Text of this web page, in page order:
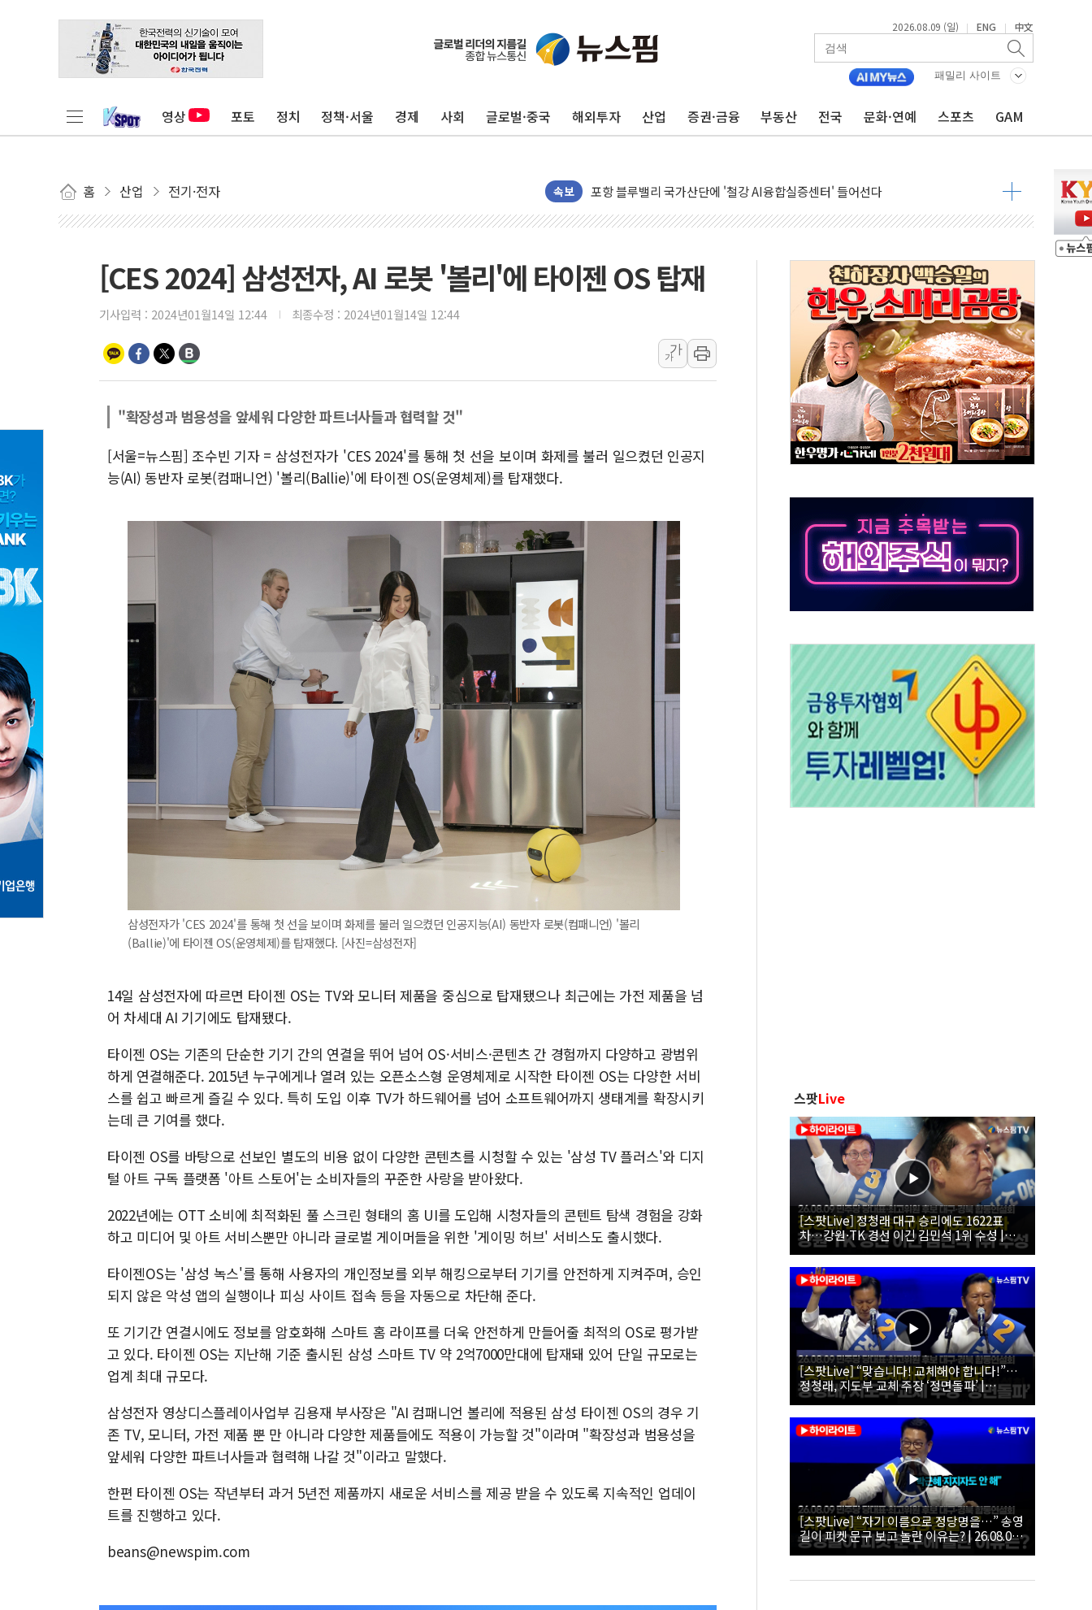
2026.08.09 (일) | ENG | 中文
패밀리 사이트
영상 포토 정치 정책·서울 경제 사회 글로벌·중국 해외투자 산업 증권·금융 부동산 전국 문화·연예 스포츠 GAM
홈 산업 전기·전자 속보
125mm 폭우 쏟아진 울진...'두천~하당'·'올미골교' 차량 통행 선제 제한
평택 진위면 공장서 질식사고 발생…작업자 1명 숨져
상주 낙동강 선착장 하류서 50대 숨진 채 발견...경찰, 조사 중
[종합] 김민석, 정청래에 누적 1.48%p 차 선두 유지...金 46.01% vs 鄭 44.53%
인천서 말다툼 중 어머니 살해 10대 구속…범행 후 반려견도 죽여
김민석, 강원·대구·경북 경선서 정청래에 승리…金 48.54% vs 鄭 44.40%
[속보] 민주, 강원·대구·경북 경선 결과...김민석 48.54% 정청래 44.40%
[속보] 민주, 경북 경선 결과 발표...김민석 47.37% 정청래 45.71% 송영길 6.92%
[속보] 민주, 대구 경선 결과 발표...정청래 47.82% 김민석 46.35% 송영길 5.83%
[속보] 민주, 강원 경선 결과 발표...김민석 50.30% 정청래 41.94% 송영길 7.76%
정재헌 CEO, SKT 장기고객 400명 맞이…"마음 잇는 시간 되길"
최태원, 노소영에 9440억 지급 확정되나…재상고 앞두고 막판 셈법
하나금융, 명동 소상공인에 '행복상자' 전달
홈플러스發 대형마트 판매, 역대 최대폭 감소한 9.4%↓…유통업계 양극화 심화
윤준병·이해민 의원, '정부 특사'로 콜롬비아 대통령 취임식 참석
'호우·산사태 주의보' 울진 시간당 30mm 강한 비...호우 피해 없어
[CES 2024] 삼성전자, AI 로봇 '볼리'에 타이젠 OS 탑재
기사입력 : 2024년01월14일 12:44 최종수정 : 2024년01월14일 12:44
가
가
"확장성과 범용성을 앞세워 다양한 파트너사들과 협력할 것"
[서울=뉴스핌] 조수빈 기자 = 삼성전자가 'CES 2024'를 통해 첫 선을 보이며 화제를 불러 일으켰던 인공지
능(AI) 동반자 로봇(컴패니언) '볼리(Ballie)'에 타이젠 OS(운영체제)를 탑재했다.
삼성전자가 'CES 2024'를 통해 첫 선을 보이며 화제를 불러 일으켰던 인공지능(AI) 동반자 로봇(컴패니언) '볼리
(Ballie)'에 타이젠 OS(운영체제)를 탑재했다. [사진=삼성전자]
14일 삼성전자에 따르면 타이젠 OS는 TV와 모니터 제품을 중심으로 탑재됐으나 최근에는 가전 제품을 넘
어 차세대 AI 기기에도 탑재됐다.
타이젠 OS는 기존의 단순한 기기 간의 연결을 뛰어 넘어 OS·서비스·콘텐츠 간 경험까지 다양하고 광범위
하게 연결해준다. 2015년 누구에게나 열려 있는 오픈소스형 운영체제로 시작한 타이젠 OS는 다양한 서비
스를 쉽고 빠르게 즐길 수 있다. 특히 도입 이후 TV가 하드웨어를 넘어 소프트웨어까지 생태계를 확장시키
는데 큰 기여를 했다.
타이젠 OS를 바탕으로 선보인 별도의 비용 없이 다양한 콘텐츠를 시청할 수 있는 '삼성 TV 플러스'와 디지
털 아트 구독 플랫폼 '아트 스토어'는 소비자들의 꾸준한 사랑을 받아왔다.
2022년에는 OTT 소비에 최적화된 풀 스크린 형태의 홈 UI를 도입해 시청자들의 콘텐트 탐색 경험을 강화
하고 미디어 및 아트 서비스뿐만 아니라 글로벌 게이머들을 위한 '게이밍 허브' 서비스도 출시했다.
타이젠OS는 '삼성 녹스'를 통해 사용자의 개인정보를 외부 해킹으로부터 기기를 안전하게 지켜주며, 승인
되지 않은 악성 앱의 실행이나 피싱 사이트 접속 등을 자동으로 차단해 준다.
또 기기간 연결시에도 정보를 암호화해 스마트 홈 라이프를 더욱 안전하게 만들어줄 최적의 OS로 평가받
고 있다. 타이젠 OS는 지난해 기준 출시된 삼성 스마트 TV 약 2억7000만대에 탑재돼 있어 단일 규모로는
업계 최대 규모다.
삼성전자 영상디스플레이사업부 김용재 부사장은 "AI 컴패니언 볼리에 적용된 삼성 타이젠 OS의 경우 기
존 TV, 모니터, 가전 제품 뿐 만 아니라 다양한 제품들에도 적용이 가능할 것"이라며 "확장성과 범용성을
앞세워 다양한 파트너사들과 협력해 나갈 것"이라고 말했다.
한편 타이젠 OS는 작년부터 과거 5년전 제품까지 새로운 서비스를 제공 받을 수 있도록 지속적인 업데이
트를 진행하고 있다.
beans@newspim.com
스팟Live
[스팟Live] 정청래 대구 승리에도 1622표
차…강원·TK 경선 이긴 김민석 1위 수성 |
26.08.09 더불어민주당 당대표·최고위원 후
보 대구·경북 합동연설회
[스팟Live] “맞습니다! 교체해야 합니다!”…
정청래, 지도부 교체 주장 ‘정면돌파’ |
26.08.09 더불어민주당 당대표·최고위원 후
보 대구·경북 합동연설회
[스팟Live] “자기 이름으로 정당명을…” 송영
길이 피켓 문구 보고 놀란 이유는? | 26.08.09
더불어민주당 당대표·최고위원 후보 대구·경